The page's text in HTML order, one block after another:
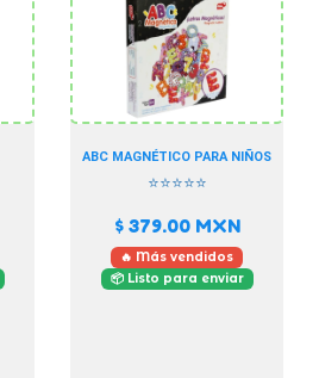
ABC MAGNÉTICO PARA NIÑOS
⭐⭐⭐⭐⭐
$ 379.00MXN
🔥 Más vendidos
📦 Listo para enviar